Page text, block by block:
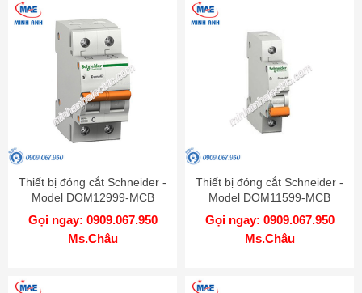
Thiết bị đóng cắt Schneider -
Model DOM12999-MCB
Gọi ngay: 0909.067.950
Ms.Châu
Thiết bị đóng cắt Schneider -
Model DOM11599-MCB
Gọi ngay: 0909.067.950
Ms.Châu